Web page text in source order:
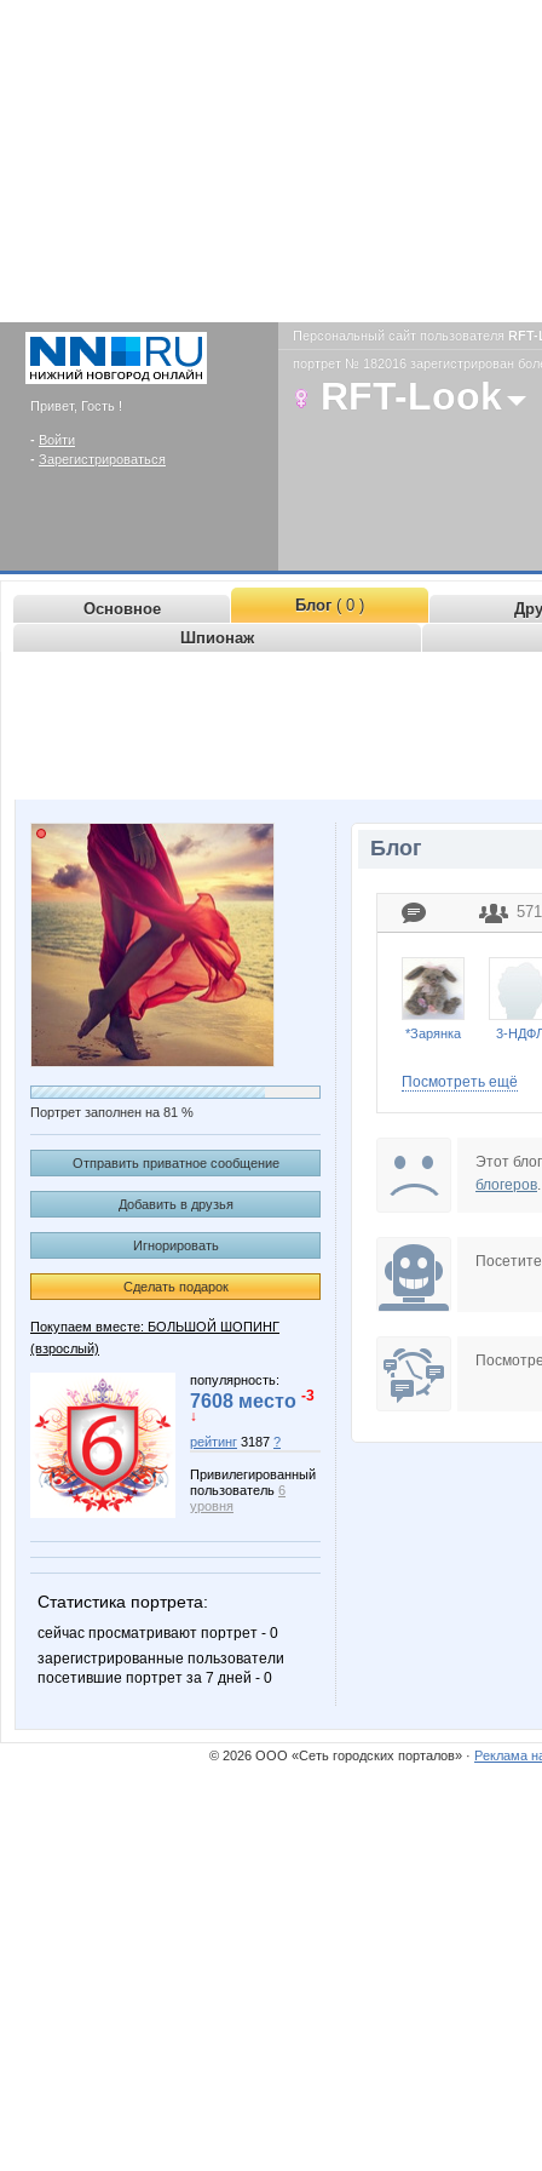
Привет, Гость !
- Войти
- Зарегистрироваться
Персональный сайт пользователя
портрет № 182016 зарегистрирован
RFT-Look
Основное Блог( 0 )
Шпионаж
Портрет заполнен на 81 %
Отправить приватное сообщение
Добавить в друзья
Игнорировать
Сделать подарок
Покупаем вместе: БОЛЬШОЙ ШОПИНГ
(взрослый)
популярность:
7608 место -3
↓
рейтинг 3187 ?
Привилегированный
пользователь 6
уровня
Статистика портрета:
сейчас просматривают портрет - 0
зарегистрированные пользователи
посетившие портрет за 7 дней - 0
Блог
571
*Зарянка 3-
natelka or-ange
Посмотреть ещё
Этот
блогеров.
© 2026 ООО «Сеть городских порталов» · Реклама